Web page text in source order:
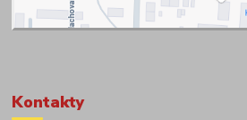
Kontakty